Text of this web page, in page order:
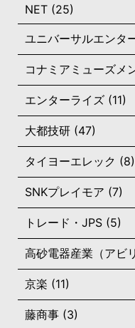
NET (25)
ユニバーサルエンタ
コナミアミューズメ
エンターライズ (11)
大都技研 (47)
タイヨーエレック (8)
SNKプレイモア (7)
トレード・JPS (5)
高砂電器産業（アビ
京楽 (11)
藤商事 (3)